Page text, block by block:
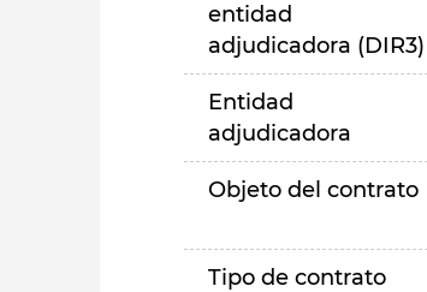
entidad
adjudicadora (DIR3)
Entidad
adjudicadora
Objeto del contrato
Tipo de contrato